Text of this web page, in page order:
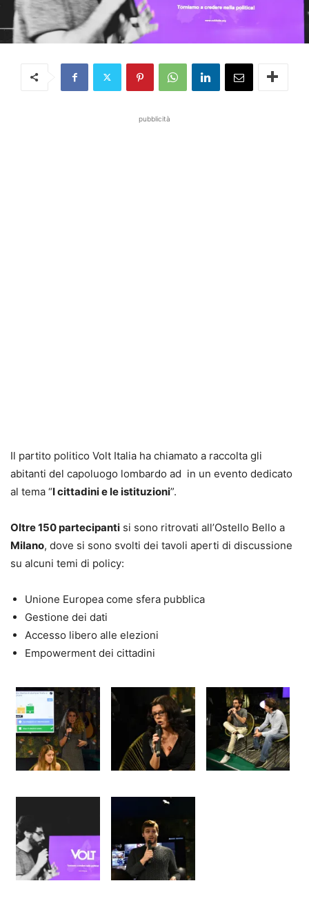
pubblicità
Il partito politico Volt Italia ha chiamato a raccolta gli
abitanti del capoluogo lombardo ad in un evento dedicato
al tema “I cittadini e le istituzioni”.
Oltre 150 partecipanti si sono ritrovati all’Ostello Bello a
Milano, dove si sono svolti dei tavoli aperti di discussione
su alcuni temi di policy:
Unione Europea come sfera pubblica
Gestione dei dati
Accesso libero alle elezioni
Empowerment dei cittadini